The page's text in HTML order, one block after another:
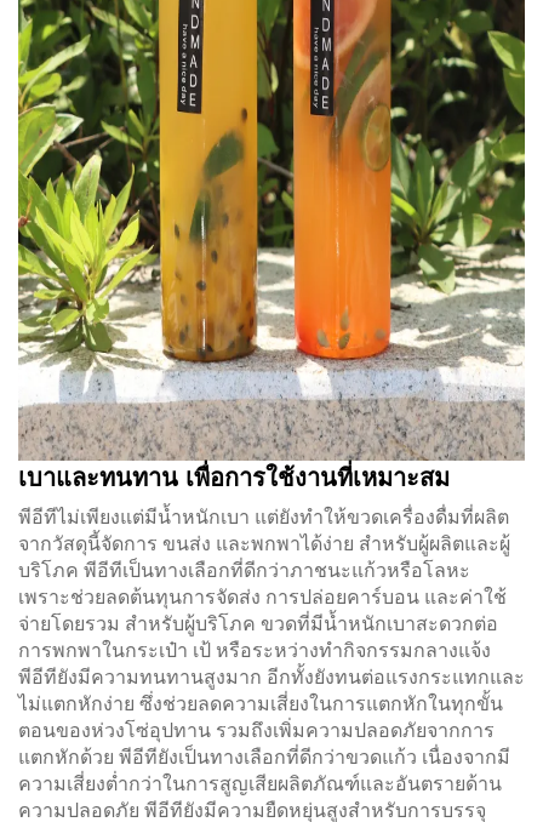
เบาและทนทาน เพื่อการใช้งานที่เหมาะสม
พีอีทีไม่เพียงแต่มีน้ำหนักเบา แต่ยังทำให้ขวดเครื่องดื่มที่ผลิต
จากวัสดุนี้จัดการ ขนส่ง และพกพาได้ง่าย สำหรับผู้ผลิตและผู้
บริโภค พีอีทีเป็นทางเลือกที่ดีกว่าภาชนะแก้วหรือโลหะ
เพราะช่วยลดต้นทุนการจัดส่ง การปล่อยคาร์บอน และค่าใช้
จ่ายโดยรวม สำหรับผู้บริโภค ขวดที่มีน้ำหนักเบาสะดวกต่อ
การพกพาในกระเป๋า เป้ หรือระหว่างทำกิจกรรมกลางแจ้ง
พีอีทียังมีความทนทานสูงมาก อีกทั้งยังทนต่อแรงกระแทกและ
ไม่แตกหักง่าย ซึ่งช่วยลดความเสี่ยงในการแตกหักในทุกขั้น
ตอนของห่วงโซ่อุปทาน รวมถึงเพิ่มความปลอดภัยจากการ
แตกหักด้วย พีอีทียังเป็นทางเลือกที่ดีกว่าขวดแก้ว เนื่องจากมี
ความเสี่ยงต่ำกว่าในการสูญเสียผลิตภัณฑ์และอันตรายด้าน
ความปลอดภัย พีอีทียังมีความยืดหยุ่นสูงสำหรับการบรรจุ